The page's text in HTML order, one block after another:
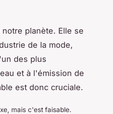
planète. Elle se
de la mode,
des plus
et à l'émission de
est donc cruciale.
mais c'est faisable.